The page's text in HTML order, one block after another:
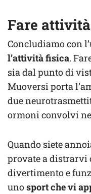
Fare
Concludiamo con
l’attività fisica.
sia dal punto di
Muoversi porta
due
ormoni convolvi
Quando siete
provate a distrarvi
divertimento e
unosport che vi